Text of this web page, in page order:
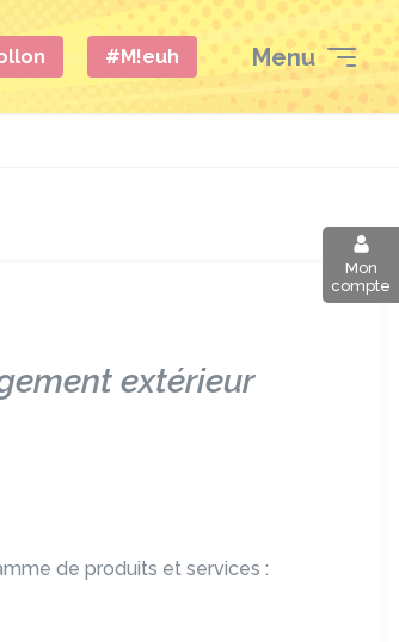
#M!euh Menu
Mon
compte
extérieur
de produits et services :